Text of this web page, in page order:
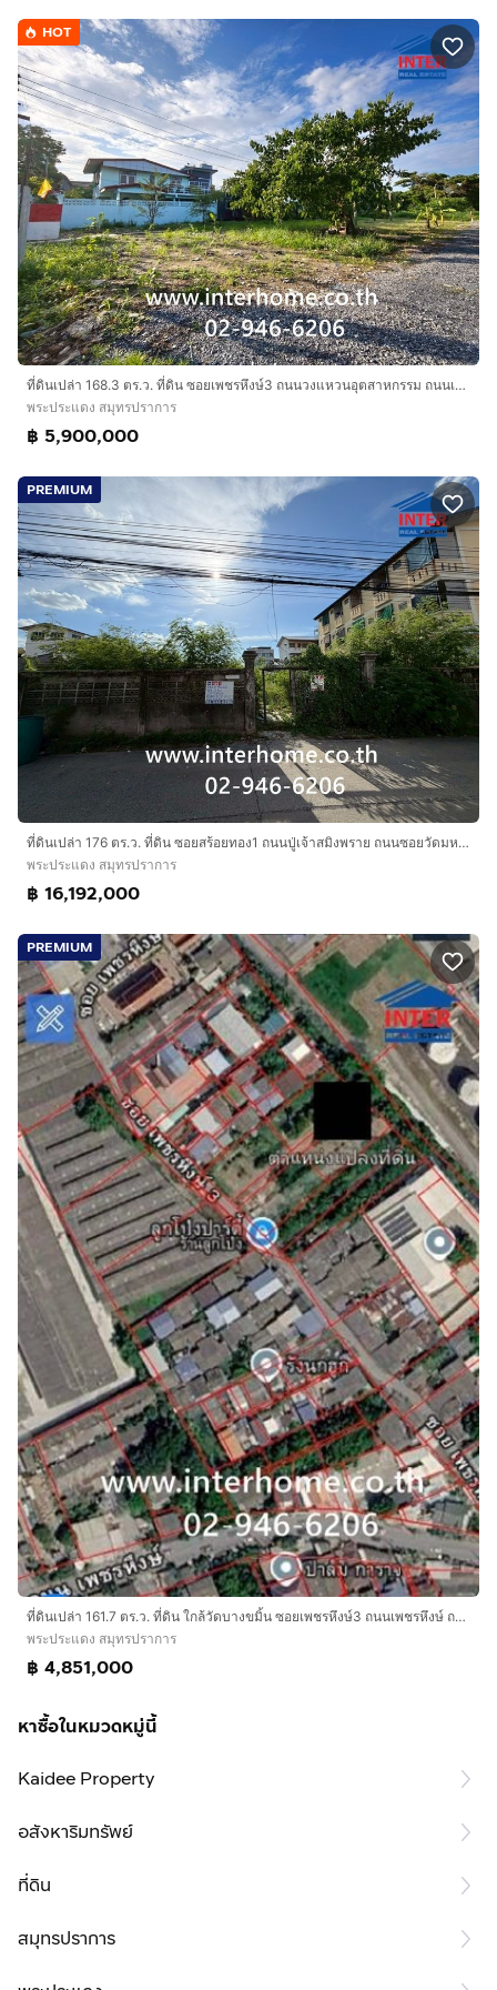
HOT
ที่ดินเปล่า 168.3 ตร.ว. ที่ดิน ซอยเพชรหึงษ์3 ถนนวงแหวนอุตสาหกรรม ถนนเพชรหึงษ์ พระประแดง สมุทรปราการ
พระประแดง สมุทรปราการ
฿ 5,900,000
PREMIUM
ที่ดินเปล่า 176 ตร.ว. ที่ดิน ซอยสร้อยทอง1 ถนนปู่เจ้าสมิงพราย ถนนซอยวัดมหาวงศ์ พระประแดง สมุทรปราการ
พระประแดง สมุทรปราการ
฿ 16,192,000
PREMIUM
ที่ดินเปล่า 161.7 ตร.ว. ที่ดิน ใกล้วัดบางขมิ้น ซอยเพชรหึงษ์3 ถนนเพชรหึงษ์ ถนนวงแหวนอุตสาหกรรม พระประแดง สมุทรปราการ
พระประแดง สมุทรปราการ
฿ 4,851,000
หาซื้อในหมวดหมู่นี้
Kaidee Property
อสังหาริมทรัพย์
ที่ดิน
สมุทรปราการ